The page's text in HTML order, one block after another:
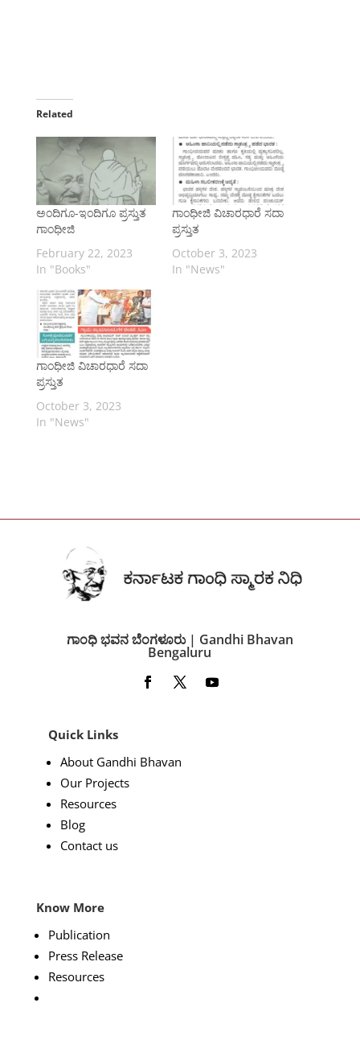
Related
ಅಂದಿಗೂ-ಇಂದಿಗೂ ಪ್ರಸ್ತುತ
ಗಾಂಧೀಜಿ
February 22, 2023
In "Books"
ಗಾಂಧೀಜಿ ವಿಚಾರಧಾರೆ ಸದಾ
ಪ್ರಸ್ತುತ
October 3, 2023
In "News"
ಗಾಂಧೀಜಿ ವಿಚಾರಧಾರೆ ಸದಾ
ಪ್ರಸ್ತುತ
October 3, 2023
In "News"
ಗಾಂಧಿ ಭವನ ಬೆಂಗಳೂರು | Gandhi Bhavan
Bengaluru
Quick Links
About Gandhi Bhavan
Our Projects
Resources
Blog
Contact us
Know More
Publication
Press Release
Resources